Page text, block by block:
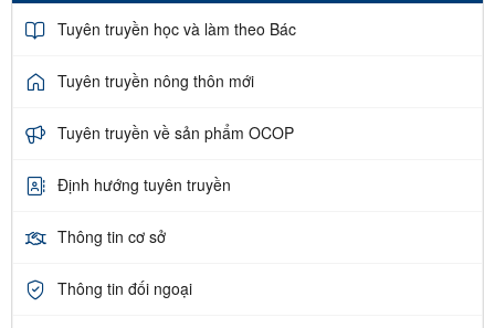
Tuyên truyền học và làm theo Bác
Tuyên truyền nông thôn mới
Tuyên truyền về sản phẩm OCOP
Định hướng tuyên truyền
Thông tin cơ sở
Thông tin đối ngoại